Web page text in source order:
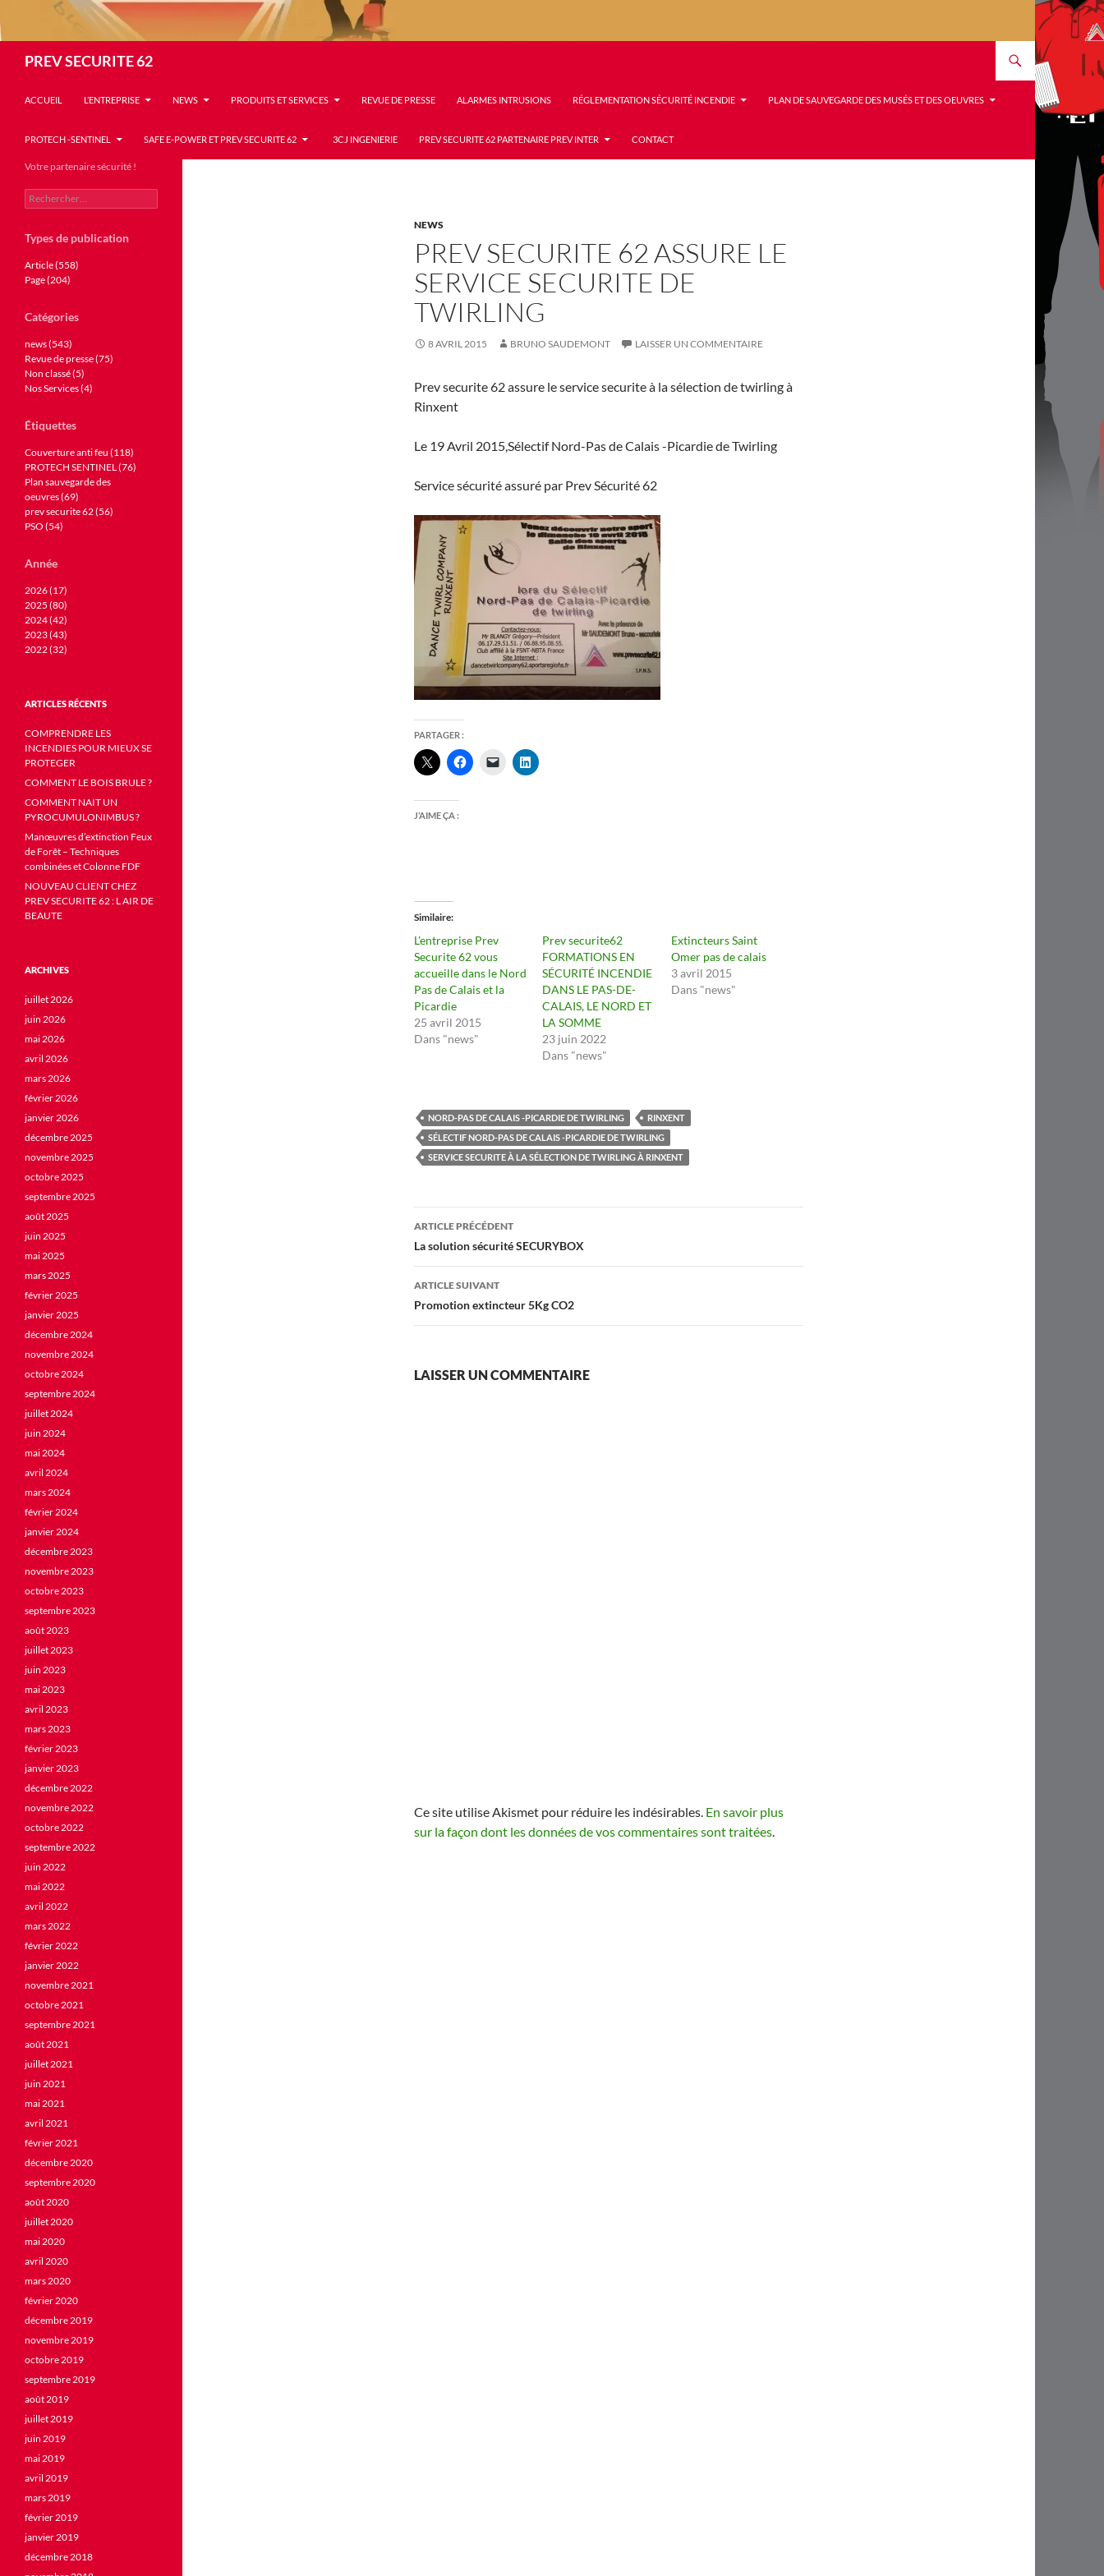
PREV SECURITE 62
ACCUEIL L’ENTREPRISE NEWS PRODUITS ET SERVICES REVUE DE PRESSE ALARMES INTRUSIONS RÉGLEMENTATION SÉCURITÉ INCENDIE PLAN DE SAUVEGARDE DES MUSÉS ET DES OEUVRES
PROTECH -SENTINEL SAFE E-POWER ET PREV SECURITE 62 3CJ INGENIERIE PREV SECURITE 62 PARTENAIRE PREV INTER CONTACT
NEWS
PREV SECURITE 62 ASSURE LE
SERVICE SECURITE DE
TWIRLING
8 AVRIL 2015 BRUNO SAUDEMONT LAISSER UN COMMENTAIRE
Prev securite 62 assure le service securite à la sélection de twirling à
Rinxent
Le 19 Avril 2015,Sélectif Nord-Pas de Calais -Picardie de Twirling
Service sécurité assuré par Prev Sécurité 62
PARTAGER :
J’AIME ÇA :
Similaire
L’entreprise Prev
Securite 62 vous
accueille dans le Nord
Pas de Calais et la
Picardie
25 avril 2015
Dans "news"
Prev securite62
FORMATIONS EN
SÉCURITÉ INCENDIE
DANS LE PAS-DE-
CALAIS, LE NORD ET
LA SOMME
23 juin 2022
Dans "news"
Extincteurs Saint
Omer pas de calais
3 avril 2015
Dans "news"
NORD-PAS DE CALAIS -PICARDIE DE TWIRLING
RINXENT
SÉLECTIF NORD-PAS DE CALAIS -PICARDIE DE TWIRLING
SERVICE SECURITE À LA SÉLECTION DE TWIRLING À RINXENT
Navigation
des
articles
ARTICLE PRÉCÉDENT
La solution sécurité SECURYBOX
ARTICLE SUIVANT
Promotion extincteur 5Kg CO2
LAISSER UN COMMENTAIRE
Ce site utilise Akismet pour réduire les indésirables. En savoir plus
sur la façon dont les données de vos commentaires sont traitées.
Votre partenaire sécurité !
Rechercher :
Types de publication
Article (558)
Page (204)
Catégories
news (543)
Revue de presse (75)
Non classé (5)
Nos Services (4)
Étiquettes
Couverture anti feu (118)
PROTECH SENTINEL (76)
Plan sauvegarde des
oeuvres (69)
prev securite 62 (56)
PSO (54)
Année
2026 (17)
2025 (80)
2024 (42)
2023 (43)
2022 (32)
ARTICLES RÉCENTS
COMPRENDRE LES
INCENDIES POUR MIEUX SE
PROTEGER
COMMENT LE BOIS BRULE ?
COMMENT NAIT UN
PYROCUMULONIMBUS ?
Manœuvres d’extinction Feux
de Forêt – Techniques
combinées et Colonne FDF
NOUVEAU CLIENT CHEZ
PREV SECURITE 62 : L AIR DE
BEAUTE
ARCHIVES
juillet 2026
juin 2026
mai 2026
avril 2026
mars 2026
février 2026
janvier 2026
décembre 2025
novembre 2025
octobre 2025
septembre 2025
août 2025
juin 2025
mai 2025
mars 2025
février 2025
janvier 2025
décembre 2024
novembre 2024
octobre 2024
septembre 2024
juillet 2024
juin 2024
mai 2024
avril 2024
mars 2024
février 2024
janvier 2024
décembre 2023
novembre 2023
octobre 2023
septembre 2023
août 2023
juillet 2023
juin 2023
mai 2023
avril 2023
mars 2023
février 2023
janvier 2023
décembre 2022
novembre 2022
octobre 2022
septembre 2022
juin 2022
mai 2022
avril 2022
mars 2022
février 2022
janvier 2022
novembre 2021
octobre 2021
septembre 2021
août 2021
juillet 2021
juin 2021
mai 2021
avril 2021
février 2021
décembre 2020
septembre 2020
août 2020
juillet 2020
mai 2020
avril 2020
mars 2020
février 2020
décembre 2019
novembre 2019
octobre 2019
septembre 2019
août 2019
juillet 2019
juin 2019
mai 2019
avril 2019
mars 2019
février 2019
janvier 2019
décembre 2018